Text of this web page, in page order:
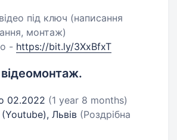
під ключ (написання
монтаж)
- https://bit.ly/3XxBfxT
02.2022 (1 year 8 months)
Львів (Роздрібна